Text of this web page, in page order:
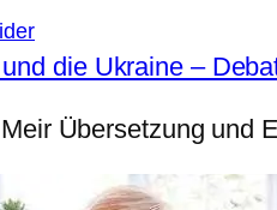
die Ukraine –
Übersetzung und